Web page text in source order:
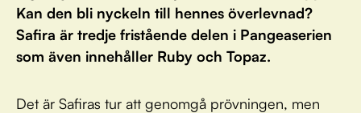
Kan den bli nyckeln till hennes överlevnad?
Safira är tredje fristående delen i Pangeaserien
som även innehåller Ruby och Topaz.
Det är Safiras tur att genomgå prövningen, men